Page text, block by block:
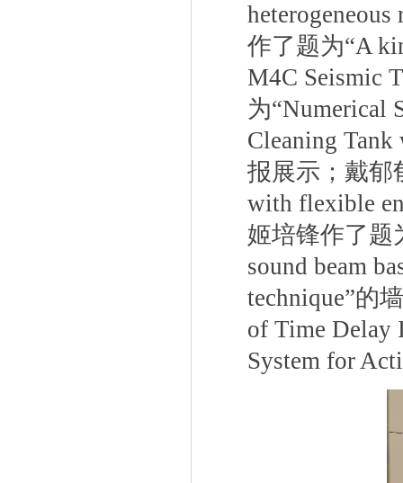
作了题为“A
M4C Seismic
为“Numerical
Cleaning Tank
报展示；戴郁
with flexible
姬培锋作了题
sound beam
technique”的
of Time Delay
System for